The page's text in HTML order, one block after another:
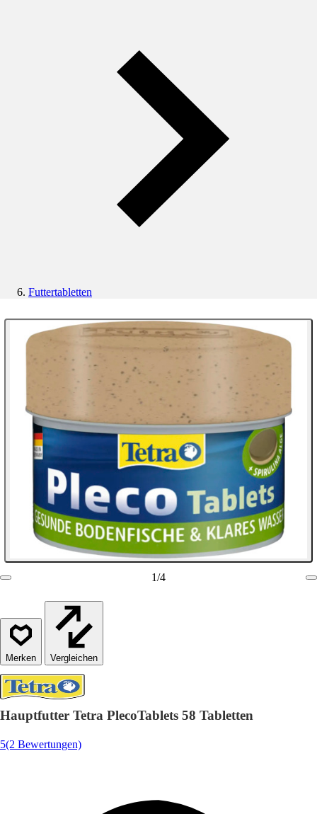
Futtertabletten
1/4
Vergleichen
Hauptfutter Tetra PlecoTablets 58 Tabletten
5(2 Bewertungen)